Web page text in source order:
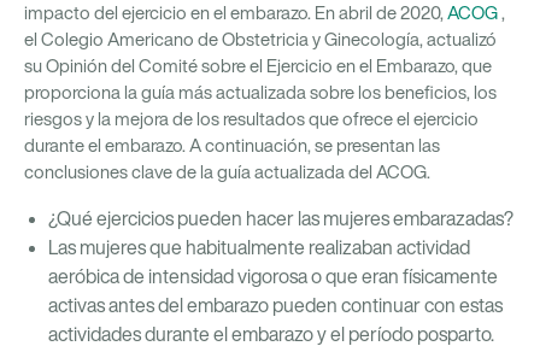
impacto del ejercicio en el embarazo. En abril de 2020, ACOG,
el Colegio Americano de Obstetricia y Ginecología, actualizó
su Opinión del Comité sobre el Ejercicio en el Embarazo, que
proporciona la guía más actualizada sobre los beneficios, los
riesgos y la mejora de los resultados que ofrece el ejercicio
durante el embarazo. A continuación, se presentan las
conclusiones clave de la guía actualizada del ACOG.
¿Qué ejercicios pueden hacer las mujeres embarazadas?
Las mujeres que habitualmente realizaban actividad
aeróbica de intensidad vigorosa o que eran físicamente
activas antes del embarazo pueden continuar con estas
actividades durante el embarazo y el período posparto.